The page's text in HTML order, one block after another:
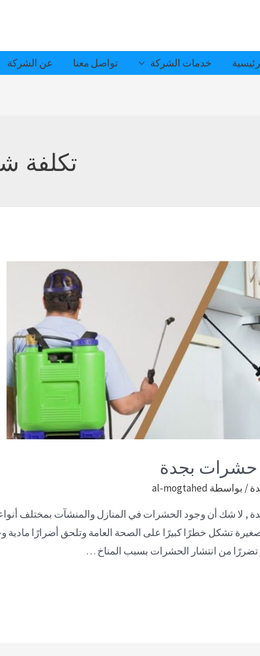
خدمات الشركة تواصل معنا عن الشركة
تكلفة
بجدة
/ بواسطة al-mogtahed
لا شك أن وجود الحشرات في المنازل والمنشآت بمختلف
تشكل خطرًا كبيرًا على الصحة العامة وتلحق أضرارًا مادية
تضررًا من انتشار الحشرات بسبب المناخ …